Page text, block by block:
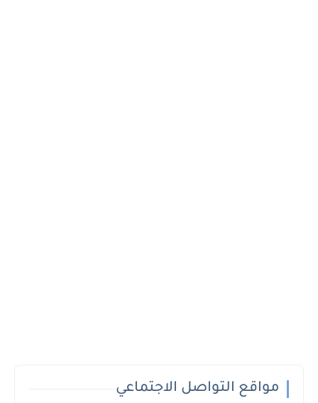
مواقع التواصل الاجتماعي